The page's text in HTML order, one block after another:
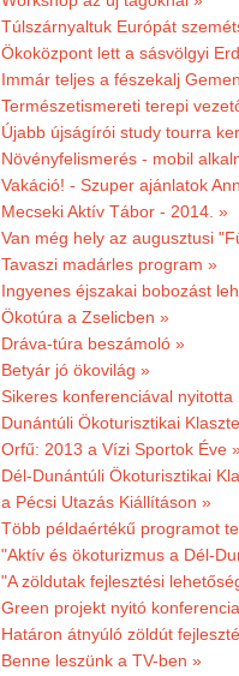
Túlszárnyaltuk Európát
Ökoközpont lett a sásvölgyi
Immár teljes a fészekalj
Természetismereti terepi
Újabb újságírói study tourra
Növényfelismerés - mobil
Vakáció! - Szuper ajánlatok
Mecseki Aktív Tábor - 2014. »
Van még hely az augusztusi
Tavaszi madárles program »
Ingyenes éjszakai bobozást
Ökotúra a Zselicben »
Dráva-túra beszámoló »
Betyár jó ökovilág »
Sikeres konferenciával
Dunántúli Ökoturisztikai
Orfű: 2013 a Vízi Sportok Éve
Dél-Dunántúli Ökoturisztikai
a Pécsi Utazás Kiállításon »
Több példaértékű programot
"Aktív és ökoturizmus a Dél-
"A zöldutak fejlesztési
Green projekt nyitó
Határon átnyúló zöldút
Benne leszünk a TV-ben »